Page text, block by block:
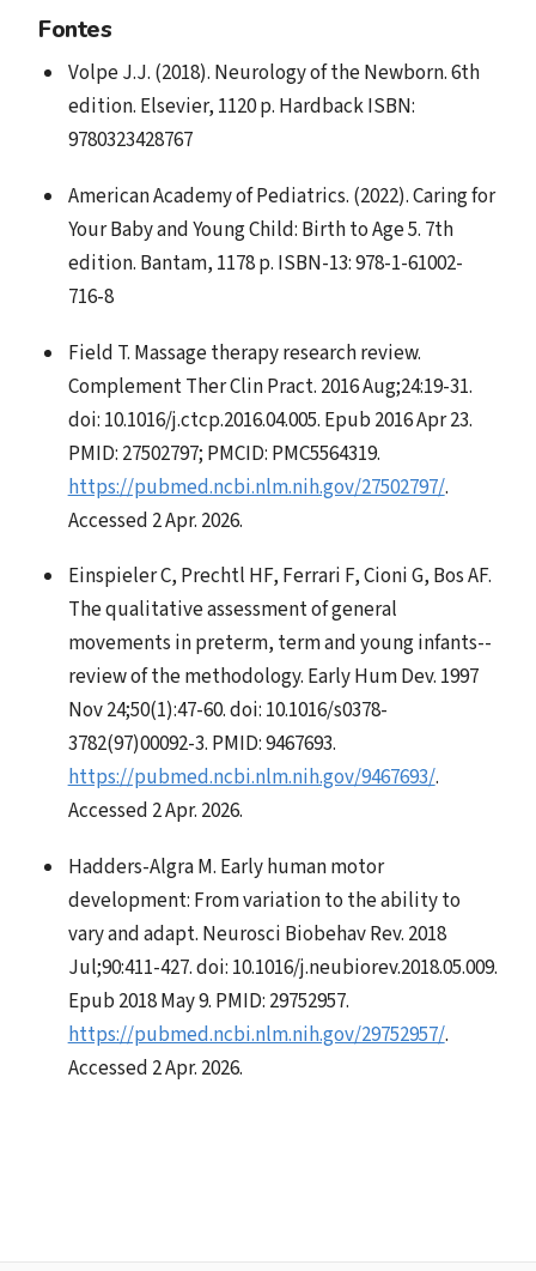
Fontes
Volpe J.J. (2018). Neurology of the Newborn. 6th
edition. Elsevier, 1120 p. Hardback ISBN:
9780323428767
American Academy of Pediatrics. (2022). Caring for
Your Baby and Young Child: Birth to Age 5. 7th
edition. Bantam, 1178 p. ISBN-13: 978-1-61002-
716-8
Field T. Massage therapy research review.
Complement Ther Clin Pract. 2016 Aug;24:19-31.
doi: 10.1016/j.ctcp.2016.04.005. Epub 2016 Apr 23.
PMID: 27502797; PMCID: PMC5564319.
https://pubmed.ncbi.nlm.nih.gov/27502797/.
Accessed 2 Apr. 2026.
Einspieler C, Prechtl HF, Ferrari F, Cioni G, Bos AF.
The qualitative assessment of general
movements in preterm, term and young infants--
review of the methodology. Early Hum Dev. 1997
Nov 24;50(1):47-60. doi: 10.1016/s0378-
3782(97)00092-3. PMID: 9467693.
https://pubmed.ncbi.nlm.nih.gov/9467693/.
Accessed 2 Apr. 2026.
Hadders-Algra M. Early human motor
development: From variation to the ability to
vary and adapt. Neurosci Biobehav Rev. 2018
Jul;90:411-427. doi: 10.1016/j.neubiorev.2018.05.009.
Epub 2018 May 9. PMID: 29752957.
https://pubmed.ncbi.nlm.nih.gov/29752957/.
Accessed 2 Apr. 2026.